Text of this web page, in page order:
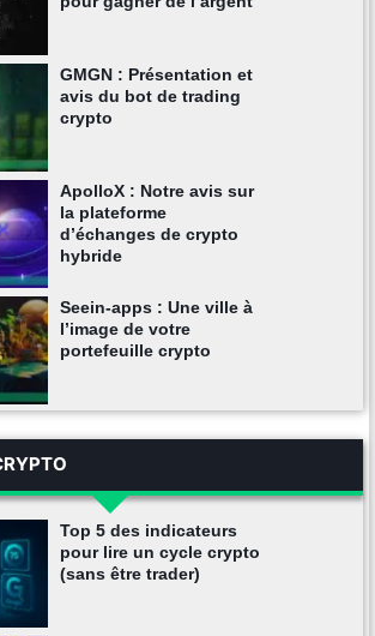
GMGN : Présentation et
avis du bot de trading
crypto
ApolloX : Notre avis sur
la plateforme
d’échanges de crypto
hybride
Seein-apps : Une ville à
l’image de votre
portefeuille crypto
Top 5 des indicateurs
pour lire un cycle crypto
(sans être trader)